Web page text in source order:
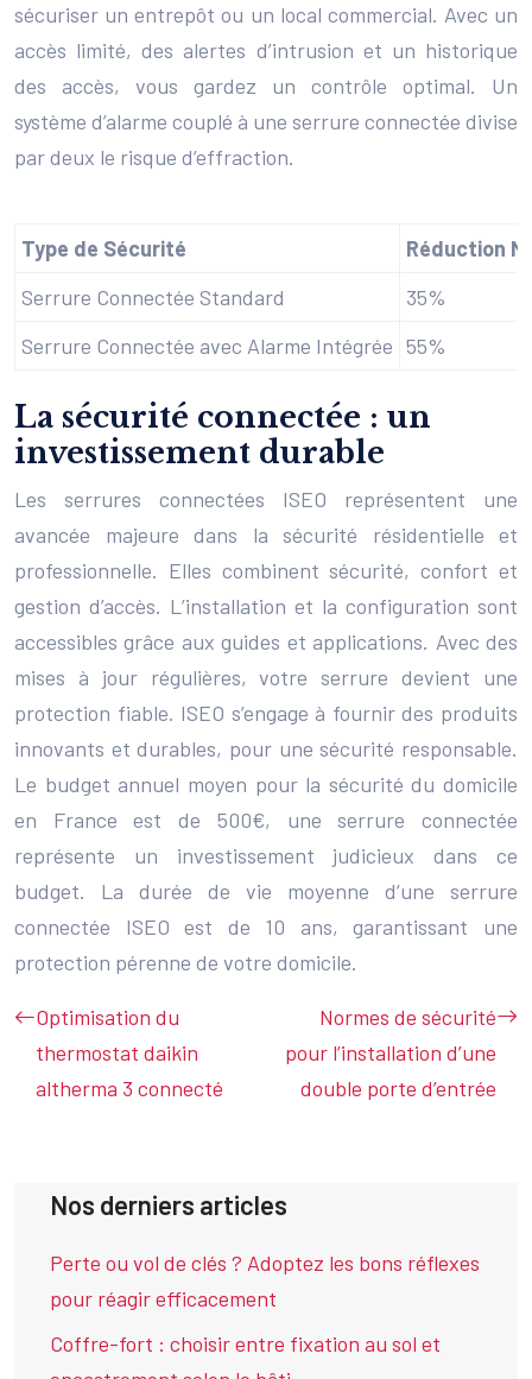
sécuriser un entrepôt ou un local commercial. Avec un
accès limité, des alertes d’intrusion et un historique
des accès, vous gardez un contrôle optimal. Un
système d’alarme couplé à une serrure connectée divise
par deux le risque d’effraction.
Type de Sécurité
Réduction
Serrure Connectée Standard
35%
Serrure Connectée avec Alarme Intégrée 55%
La sécurité connectée : un
investissement durable
Les serrures connectées ISEO représentent une
avancée majeure dans la sécurité résidentielle et
professionnelle. Elles combinent sécurité, confort et
gestion d’accès. L’installation et la configuration sont
accessibles grâce aux guides et applications. Avec des
mises à jour régulières, votre serrure devient une
protection fiable. ISEO s’engage à fournir des produits
innovants et durables, pour une sécurité responsable.
Le budget annuel moyen pour la sécurité du domicile
en France est de 500€, une serrure connectée
représente un investissement judicieux dans ce
budget. La durée de vie moyenne d’une serrure
connectée ISEO est de 10 ans, garantissant une
protection pérenne de votre domicile.
Optimisation du
thermostat daikin
altherma 3 connecté
Normes de sécurité
pour l’installation d’une
double porte d’entrée
Nos derniers articles
Perte ou vol de clés ? Adoptez les bons réflexes
pour réagir efficacement
Coffre-fort : choisir entre fixation au sol et